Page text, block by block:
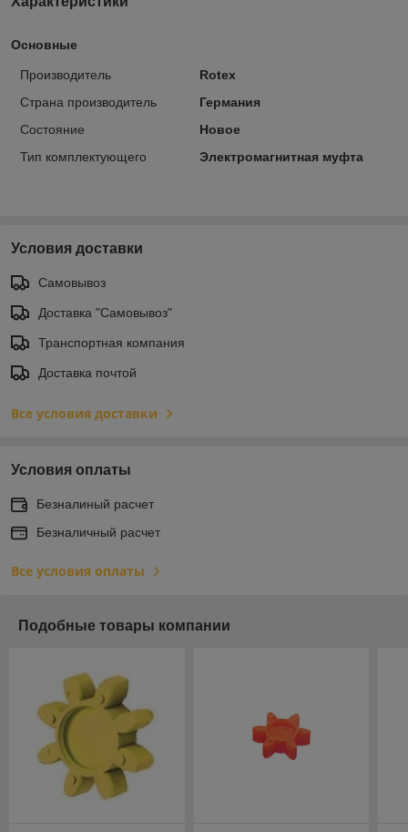
Основные
Производитель
Rotex
Страна производитель
Германия
Состояние
Новое
Тип комплектующего
Электромагнитная муфта
Условия доставки
Самовывоз
Доставка "Самовывоз"
Транспортная компания
Доставка почтой
Все условия доставки
Условия оплаты
Безналиный расчет
Безналичный расчет
Все условия оплаты
Подобные товары компании